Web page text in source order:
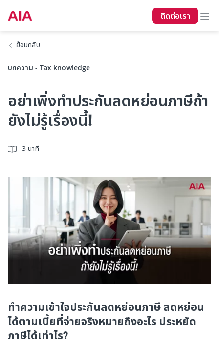
ติดต่อเรา
ย้อนกลับ
บทความ - Tax knowledge
อย่าเพิ่งทำประกันลดหย่อนภาษีถ้า
ยังไม่รู้เรื่องนี้!
3 นาที
ทำความเข้าใจประกันลดหย่อนภาษี ลดหย่อน
ได้ตามเบี้ยที่จ่ายจริงหมายถึงอะไร ประหยัด
ภาษีได้เท่าไร?